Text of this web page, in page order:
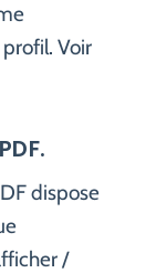
Voir
dispose
/